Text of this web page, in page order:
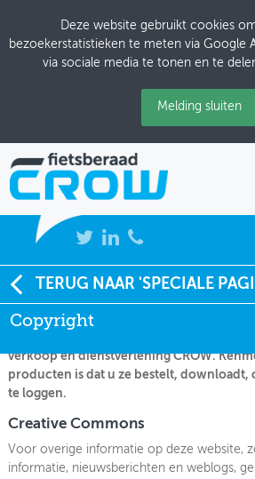
Deze website gebruikt cookies
bezoekerstatistieken te meten via Google
via sociale media te tonen en te
Melding sluiten
NIEUWS
BIJEENKOMSTEN
KENNISBANK
ADRESSENBOEK
OVER FIETSBERAAD
THEMASITES
TERUG NAAR 'SPECIALE
Copyright
CROW biedt diverse kennisproducten
rust auteursrecht dat uitsluitend toekomt
verkoop en dienstverlening CROW.
producten is dat u ze bestelt, downloadt,
te loggen.
Creative Commons
Voor overige informatie op deze website,
informatie, nieuwsberichten en weblogs,